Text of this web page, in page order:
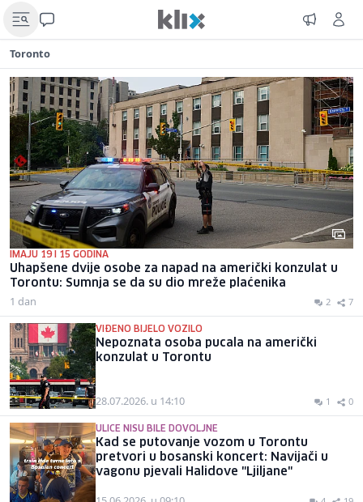
Toronto
IMAJU 19 I 15 GODINA
Uhapšene dvije osobe za napad na američki konzulat u
Torontu: Sumnja se da su dio mreže plaćenika
1 dan 2 7
VIĐENO BIJELO VOZILO
Nepoznata osoba pucala na američki
konzulat u Torontu
28.07.2026. u 14:10 1 0
ULICE NISU BILE DOVOLJNE
Kad se putovanje vozom u Torontu
pretvori u bosanski koncert: Navijači u
vagonu pjevali Halidove "Ljiljane"